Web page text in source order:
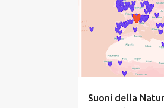
Suoni della